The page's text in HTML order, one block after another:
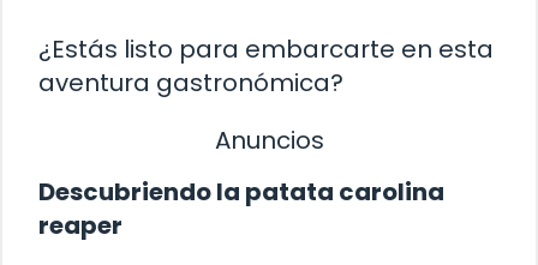
¿Estás listo para embarcarte en esta
aventura gastronómica?
Anuncios
Descubriendo la patata carolina
reaper